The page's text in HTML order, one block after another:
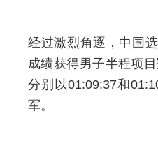
经过激烈角逐，中国
成绩获得男子半程项
分别以01:09:37和
军。